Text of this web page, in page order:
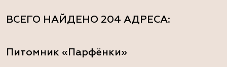
ВСЕГО НАЙДЕНО 204 АДРЕСА:
Питомник «Парфёнки»